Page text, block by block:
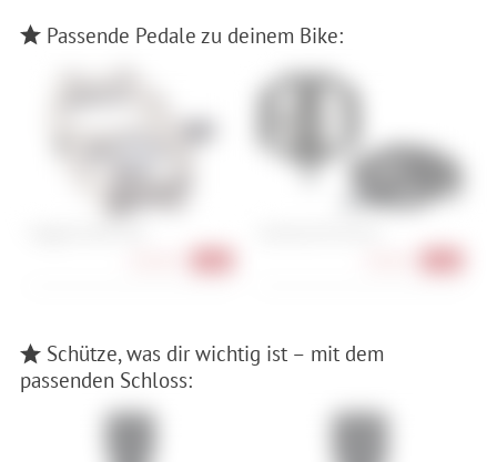
Passende Pedale zu deinem Bike:
Schütze, was dir wichtig ist – mit dem
passenden Schloss: